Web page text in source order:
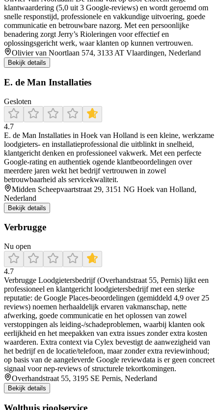
klantwaardering (5,0 uit 3 Google-reviews) en wordt geroemd om
snelle responstijd, professionele en vakkundige uitvoering, goede
communicatie en betrouwbare nazorg. Met een persoonlijke
benadering zorgt Jerry’s Rioleringen voor effectief en
oplossingsgericht werk, waar klanten op kunnen vertrouwen.
Olivier van Noortlaan 574, 3133 AT Vlaardingen, Nederland
Bekijk details
E. de Man Installaties
Gesloten
4.7
E. de Man Installaties in Hoek van Holland is een kleine, werkzame
loodgieters- en installatieprofessional die uitblinkt in snelheid,
klantgericht denken en professioneel vakwerk. Met een perfecte
Google‑rating en authentiek ogende klantbeoordelingen over
meerdere jaren wekt het bedrijf vertrouwen in zowel
betrouwbaarheid als servicekwaliteit.
Midden Scheepvaartstraat 29, 3151 NG Hoek van Holland,
Nederland
Bekijk details
Verbrugge
Nu open
4.7
Verbrugge Loodgietersbedrijf (Overhandstraat 55, Pernis) lijkt een
professioneel en klantgericht loodgietersbedrijf met een sterke
reputatie: de Google Places-beoordelingen (gemiddeld 4,9 over 25
reviews) noemen herhaaldelijk ervaren vakmanschap, nette
afwerking, goede communicatie en het oplossen van zowel
verstoppingen als leiding-/schadeproblemen, waarbij klanten ook
eerlijkheid en het meepakken van extra issues zonder extra kosten
waarderen. Extra context via Cylex bevestigt de aanwezigheid van
het bedrijf en de locatie/telefoon, maar zonder extra reviewinhoud;
op basis van de aangeleverde Google reviewdata is er geen concreet
signaal voor nep-reviews of structurele tekortkomingen.
Overhandstraat 55, 3195 SE Pernis, Nederland
Bekijk details
Wolthuis rioolservice